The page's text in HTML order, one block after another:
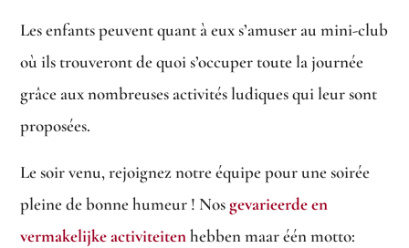
Les enfants peuvent quant à eux s’amuser au mini-club
où ils trouveront de quoi s’occuper toute la journée
grâce aux nombreuses activités ludiques qui leur sont
proposées.
Le soir venu, rejoignez notre équipe pour une soirée
pleine de bonne humeur ! Nosgevarieerde en
vermakelijke activiteitenhebben maar één motto: